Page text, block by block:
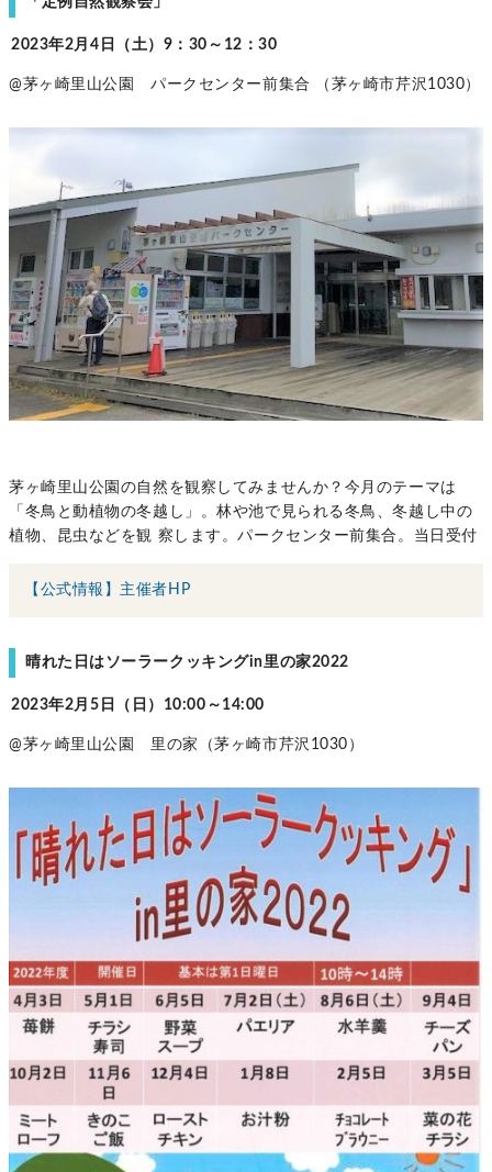
2023年2月4日（土）9：30～12：30
@茅ヶ崎里山公園 パークセンター前集合 （茅ヶ崎市芹沢1030）
茅ヶ崎里山公園の自然を観察してみませんか？今月のテーマは
「冬鳥と動植物の冬越し」。林や池で見られる冬鳥、冬越し中の
植物、昆虫などを観 察します。パークセンター前集合。当日受付
【公式情報】主催者HP
晴れた日はソーラークッキングin里の家2022
2023年2月5日（日）10:00～14:00
@茅ヶ崎里山公園 里の家（茅ヶ崎市芹沢1030）